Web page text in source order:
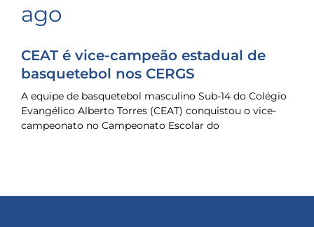
ago
CEAT é vice-campeão estadual de
basquetebol nos CERGS
A equipe de basquetebol masculino Sub-14 do Colégio
Evangélico Alberto Torres (CEAT) conquistou o vice-
campeonato no Campeonato Escolar do